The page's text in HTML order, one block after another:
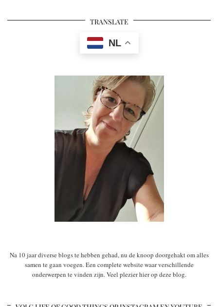
TRANSLATE
NL
Na 10 jaar diverse blogs te hebben gehad, nu de knoop doorgehakt om alles
samen te gaan voegen. Een complete website waar verschillende
onderwerpen te vinden zijn. Veel plezier hier op deze blog.